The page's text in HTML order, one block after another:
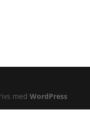
med WordPress